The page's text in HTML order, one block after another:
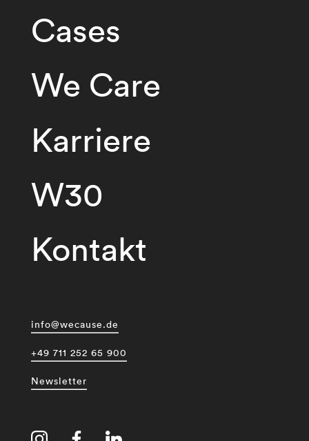
Cases
We Care
Karriere
W30
Kontakt
info@wecause.de
+49 711 252 65 900
Newsletter